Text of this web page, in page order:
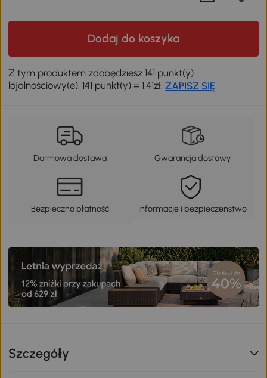
Dodaj do koszyka
Z tym produktem zdobędziesz 141 punkt(y)
lojalnościowy(e). 141 punkt(y) = 1,41zł.ZAPISZ SIĘ
Darmowa dostawa Gwarancja dostawy
Bezpieczna płatność Informacje i bezpieczeństwo
Szczegóły